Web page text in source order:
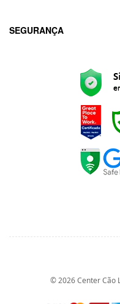
SEGURANÇA
© 2026 Center Cão